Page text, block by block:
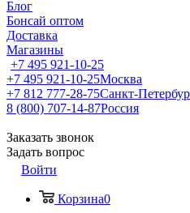
Блог
Бонсай оптом
Доставка
Магазины
+7 495 921-10-25
+7 495 921-10-25Москва
+7 812 777-28-75Санкт-
8 (800) 707-14-87Россия
Заказать звонок
Задать вопрос
Войти
Корзина0